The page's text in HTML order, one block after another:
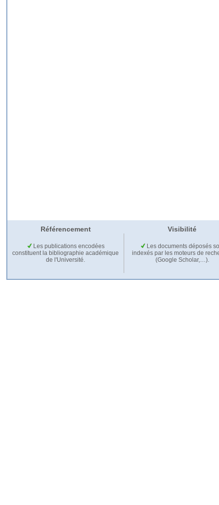
Référencement Visibilité
Les publications encodées
constituent la bibliographie académique
de l'Université.
Les documents déposés
indexés par les moteurs de
(Google Scholar,…).